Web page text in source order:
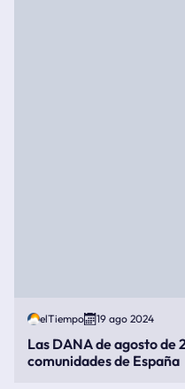
elTiempo 19 ago 2024
Las DANA de agosto de
comunidades de España